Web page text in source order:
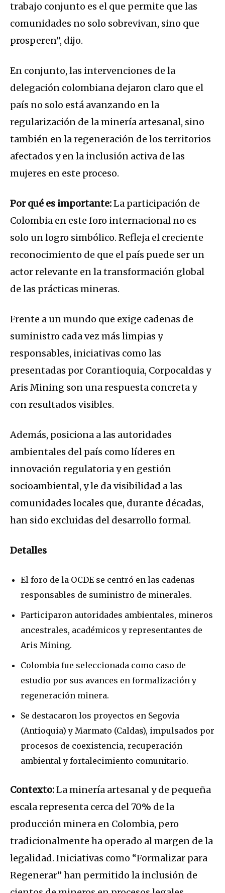
trabajo conjunto es el que permite que las
comunidades no solo sobrevivan, sino que
prosperen”, dijo.
En conjunto, las intervenciones de la
delegación colombiana dejaron claro que el
país no solo está avanzando en la
regularización de la minería artesanal, sino
también en la regeneración de los territorios
afectados y en la inclusión activa de las
mujeres en este proceso.
Por qué es importante:La participación de
Colombia en este foro internacional no es
solo un logro simbólico. Refleja el creciente
reconocimiento de que el país puede ser un
actor relevante en la transformación global
de las prácticas mineras.
Frente a un mundo que exige cadenas de
suministro cada vez más limpias y
responsables, iniciativas como las
presentadas por Corantioquia, Corpocaldas y
Aris Mining son una respuesta concreta y
con resultados visibles.
Además, posiciona a las autoridades
ambientales del país como líderes en
innovación regulatoria y en gestión
socioambiental, y le da visibilidad a las
comunidades locales que, durante décadas,
han sido excluidas del desarrollo formal.
Detalles
El foro de la OCDE se centró en las cadenas
responsables de suministro de minerales.
Participaron autoridades ambientales, mineros
ancestrales, académicos y representantes de
Aris Mining.
Colombia fue seleccionada como caso de
estudio por sus avances en formalización y
regeneración minera.
Se destacaron los proyectos en Segovia
(Antioquia) y Marmato (Caldas), impulsados por
procesos de coexistencia, recuperación
ambiental y fortalecimiento comunitario.
Contexto:La minería artesanal y de pequeña
escala representa cerca del 70% de la
producción minera en Colombia, pero
tradicionalmente ha operado al margen de la
legalidad. Iniciativas como “Formalizar para
Regenerar” han permitido la inclusión de